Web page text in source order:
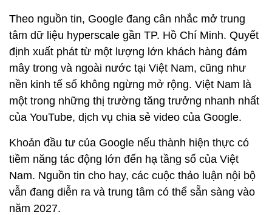
Theo nguồn tin, Google đang cân nhắc mở trung
tâm dữ liệu hyperscale gần TP. Hồ Chí Minh. Quyết
định xuất phát từ một lượng lớn khách hàng đám
mây trong và ngoài nước tại Việt Nam, cũng như
nền kinh tế số không ngừng mở rộng. Việt Nam là
một trong những thị trường tăng trưởng nhanh nhất
của YouTube, dịch vụ chia sẻ video của Google.
Khoản đầu tư của Google nếu thành hiện thực có
tiềm năng tác động lớn đến hạ tầng số của Việt
Nam. Nguồn tin cho hay, các cuộc thảo luận nội bộ
vẫn đang diễn ra và trung tâm có thể sẵn sàng vào
năm 2027.